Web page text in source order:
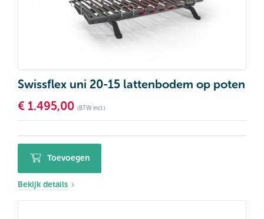
Swissflex uni 20-15 lattenbodem op poten
€ 1.495,00 (BTW incl.)
Toevoegen
Bekijk details